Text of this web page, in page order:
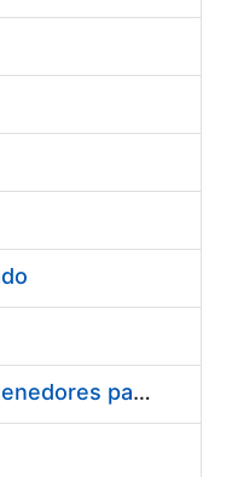
Contratación del Servicio de Reforma de la Embocadura, Limpieza, Pintado y Numerado de Contenedores para Moneda de la FNMT-RCM